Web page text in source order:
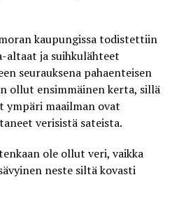
kaupungissa todistettiin
altaat ja suihkulähteet
seurauksena pahaenteisen
ollut ensimmäinen kerta, sillä
ympäri maailman ovat
verisistä sateista.
ole ollut veri, vaikka
neste siltä kovasti